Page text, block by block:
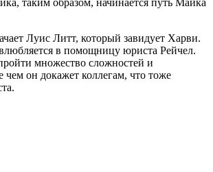
таким образом, начинается путь Майка
Луис Литт, который завидует Харви.
в помощницу юриста Рейчел.
множество сложностей и
он докажет коллегам, что тоже